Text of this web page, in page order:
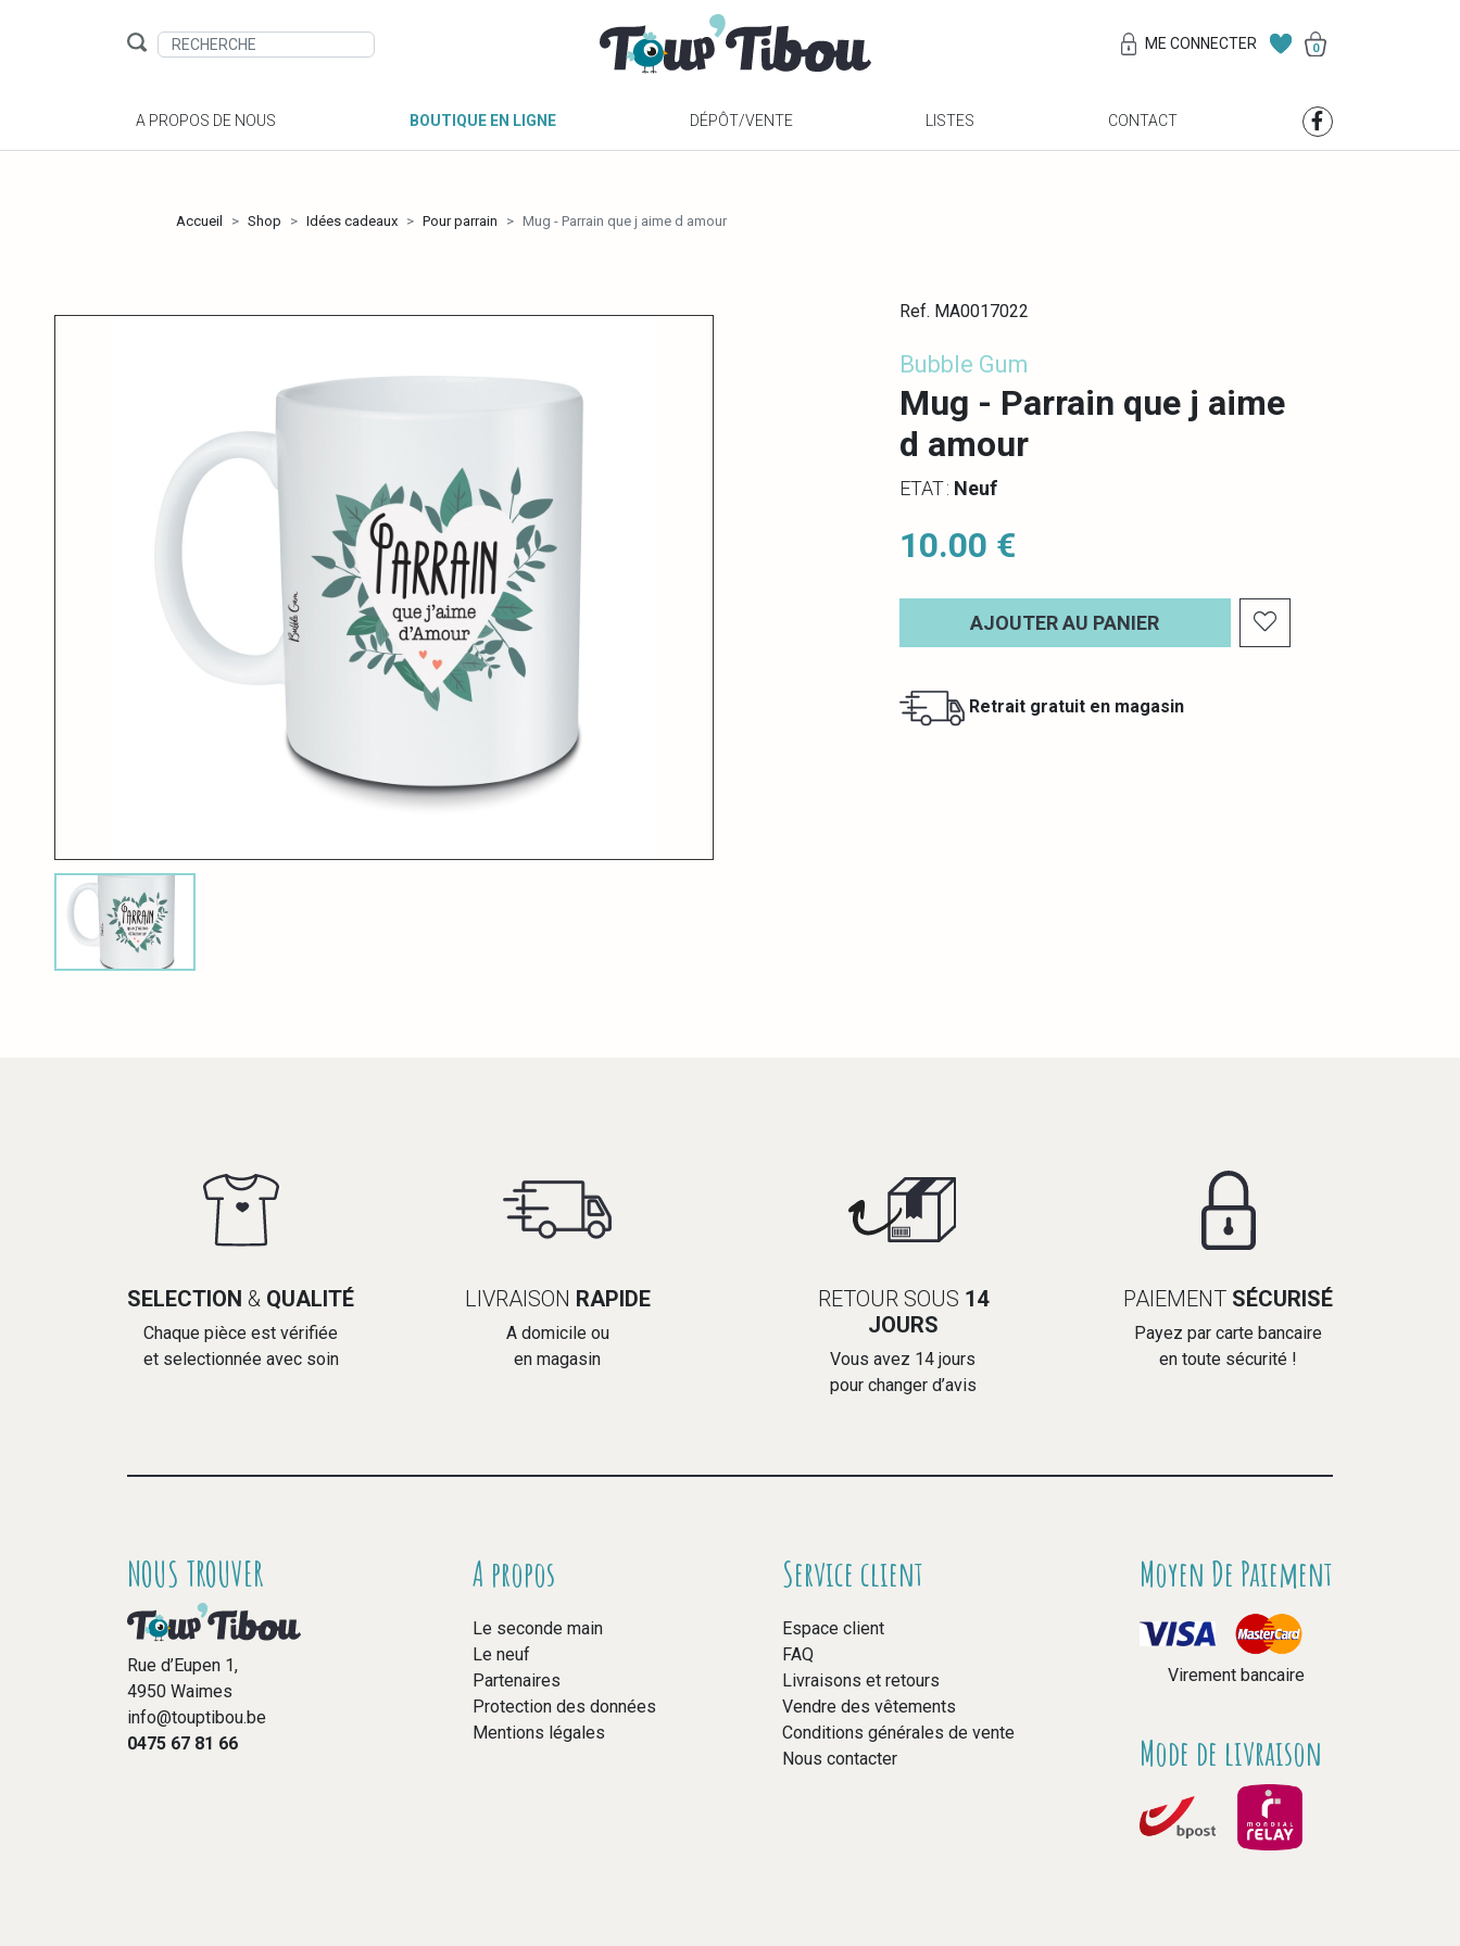
ME CONNECTER 0
A PROPOS DE NOUS BOUTIQUE EN LIGNE DÉPÔT/VENTE LISTES CONTACT
Accueil Shop Idées cadeaux Pour parrain Mug - Parrain que j aime d amour
Ref. MA0017022
Bubble Gum
Mug - Parrain que j aime
d amour
ETAT : Neuf
10.00 €
AJOUTER AU PANIER
Retrait gratuit en magasin
SELECTION & QUALITÉ
Chaque pièce est vérifiée
et selectionnée avec soin
LIVRAISON RAPIDE
A domicile ou
en magasin
RETOUR SOUS 14
JOURS
Vous avez 14 jours
pour changer d’avis
PAIEMENT SÉCURISÉ
Payez par carte bancaire
en toute sécurité !
NOUS TROUVER
Rue d’Eupen 1,
4950 Waimes
info@touptibou.be
0475 67 81 66
A propos
Le seconde main
Le neuf
Partenaires
Protection des données
Mentions légales
Service client
Espace client
FAQ
Livraisons et retours
Vendre des vêtements
Conditions générales de vente
Nous contacter
Moyen De Paiement
Virement bancaire
Mode de livraison